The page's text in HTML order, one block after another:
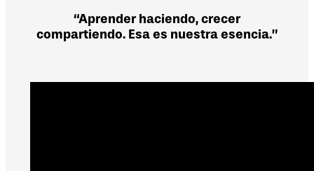
“Aprender haciendo, crecer
compartiendo. Esa es nuestra esencia.”